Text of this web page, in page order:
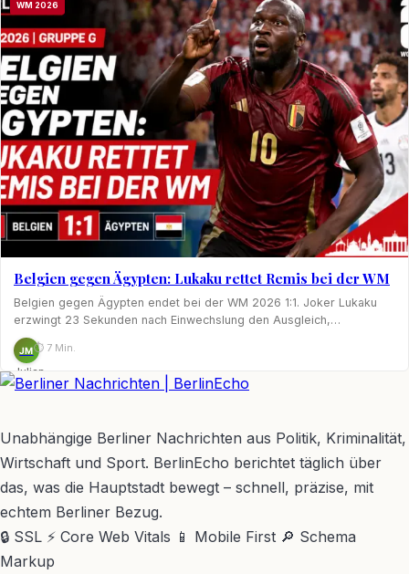
WM 2026
Belgien gegen Ägypten: Lukaku rettet Remis bei der WM
Belgien gegen Ägypten endet bei der WM 2026 1:1. Joker Lukaku
erzwingt 23 Sekunden nach Einwechslung den Ausgleich,…
JM
Julian
Möhring
⏱ 7 Min.
Unabhängige Berliner Nachrichten aus Politik, Kriminalität,
Wirtschaft und Sport. BerlinEcho berichtet täglich über
das, was die Hauptstadt bewegt – schnell, präzise, mit
echtem Berliner Bezug.
🔒 SSL ⚡ Core Web Vitals 📱 Mobile First 🔎 Schema
Markup